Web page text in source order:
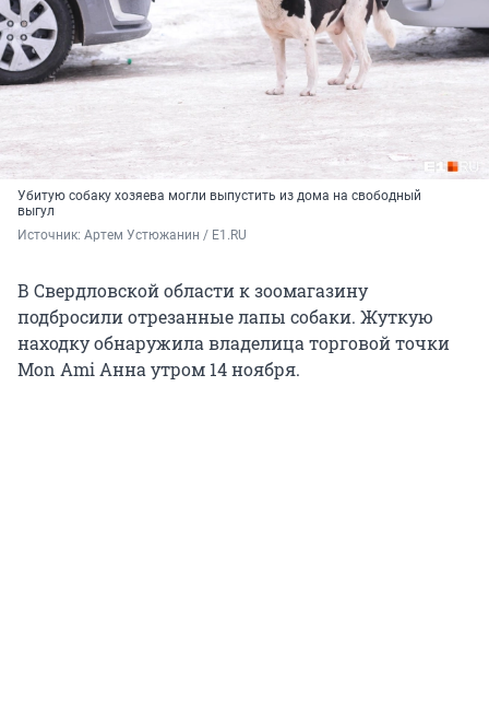
Убитую собаку хозяева могли выпустить из дома на свободный
выгул
Источник: Артем Устюжанин / E1.RU
В Свердловской области к зоомагазину
подбросили отрезанные лапы собаки. Жуткую
находку обнаружила владелица торговой точки
Mon Ami Анна утром 14 ноября.